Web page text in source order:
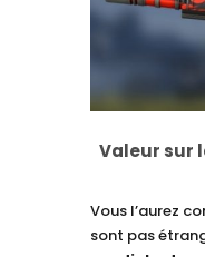
Valeur sur
Vous l’aurez
sont pas